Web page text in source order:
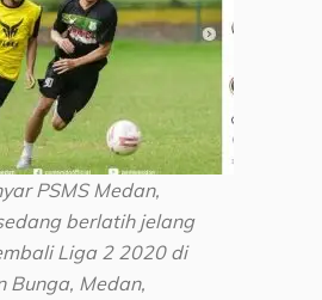
PSMS Medan,
berlatih jelang
Liga 2 2020 di
Bunga, Medan,